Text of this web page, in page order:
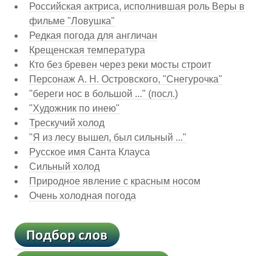
Российская актриса, исполнившая роль Веры в
фильме "Ловушка"
Редкая погода для англичан
Крещенская температура
Кто без бревен через реки мосты строит
Персонаж А. Н. Островского, "Снегурочка"
"береги нос в большой ..." (посл.)
"Художник по инею"
Трескучий холод
"Я из лесу вышел, был сильный ..."
Русское имя Санта Клауса
Сильный холод
Природное явление с красным носом
Очень холодная погода